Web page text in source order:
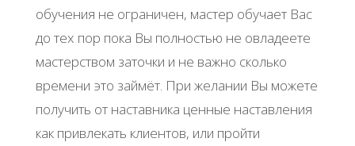
обучения не ограничен, мастер обучает Вас
до тех пор пока Вы полностью не овладеете
мастерством заточки и не важно сколько
времени это займёт. При желании Вы можете
получить от наставника ценные наставления
как привлекать клиентов, или пройти